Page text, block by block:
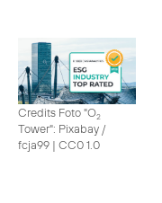
Credits Foto "O2
Tower": Pixabay /
fcja99 | CC0 1.0